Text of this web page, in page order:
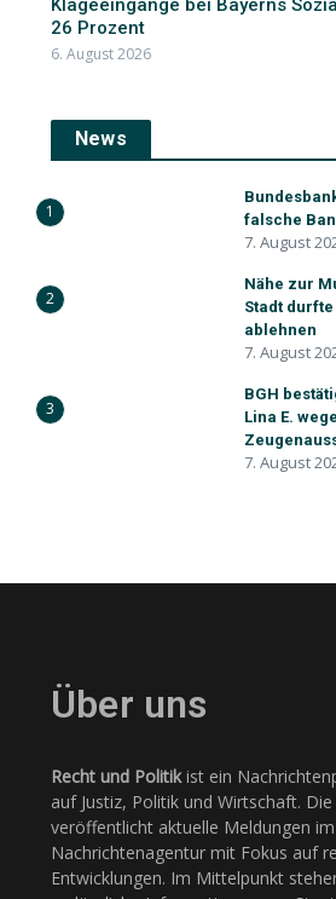
Klageeingänge bei Bayerns
26 Prozent
6. August 2026
News
1
falsche
7. August
2
Nähe zur
Stadt
ablehnen
7. August
3
BGH
Lina E.
7. August
Über uns
Recht und Politikist ein
auf Justiz, Politik und Wirtschaft.
veröffentlicht aktuelle Meldungen
Nachrichtenagentur mit Fokus auf
Entwicklungen. Im Mittelpunkt